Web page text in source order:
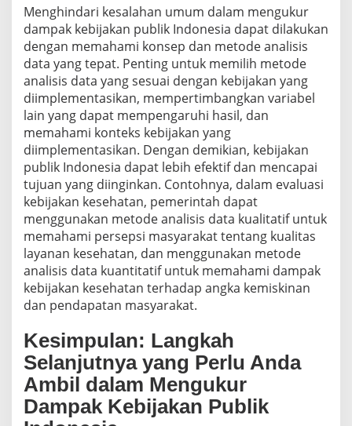
Menghindari kesalahan umum dalam mengukur
dampak kebijakan publik Indonesia dapat dilakukan
dengan memahami konsep dan metode analisis
data yang tepat. Penting untuk memilih metode
analisis data yang sesuai dengan kebijakan yang
diimplementasikan, mempertimbangkan variabel
lain yang dapat mempengaruhi hasil, dan
memahami konteks kebijakan yang
diimplementasikan. Dengan demikian, kebijakan
publik Indonesia dapat lebih efektif dan mencapai
tujuan yang diinginkan. Contohnya, dalam evaluasi
kebijakan kesehatan, pemerintah dapat
menggunakan metode analisis data kualitatif untuk
memahami persepsi masyarakat tentang kualitas
layanan kesehatan, dan menggunakan metode
analisis data kuantitatif untuk memahami dampak
kebijakan kesehatan terhadap angka kemiskinan
dan pendapatan masyarakat.
Kesimpulan: Langkah
Selanjutnya yang Perlu Anda
Ambil dalam Mengukur
Dampak Kebijakan Publik